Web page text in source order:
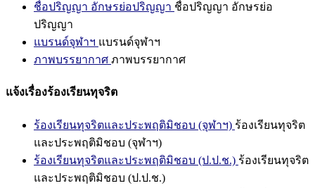
ชื่อปริญญา อักษรย่อปริญญา ชื่อปริญญา อักษรย่อ
ปริญญา
แบรนด์จุฬาฯ แบรนด์จุฬาฯ
ภาพบรรยากาศ ภาพบรรยากาศ
แจ้งเรื่องร้องเรียนทุจริต
ร้องเรียนทุจริตและประพฤติมิชอบ (จุฬาฯ) ร้องเรียนทุจริต
และประพฤติมิชอบ (จุฬาฯ)
ร้องเรียนทุจริตและประพฤติมิชอบ (ป.ป.ช.) ร้องเรียนทุจริต
และประพฤติมิชอบ (ป.ป.ช.)